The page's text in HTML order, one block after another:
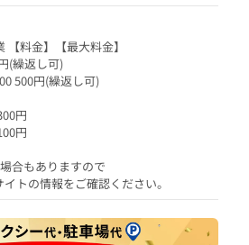
【料金】【最大料金】
(繰返し可)
500円(繰返し可)
円
円
合もありますので
トの情報をご確認ください。